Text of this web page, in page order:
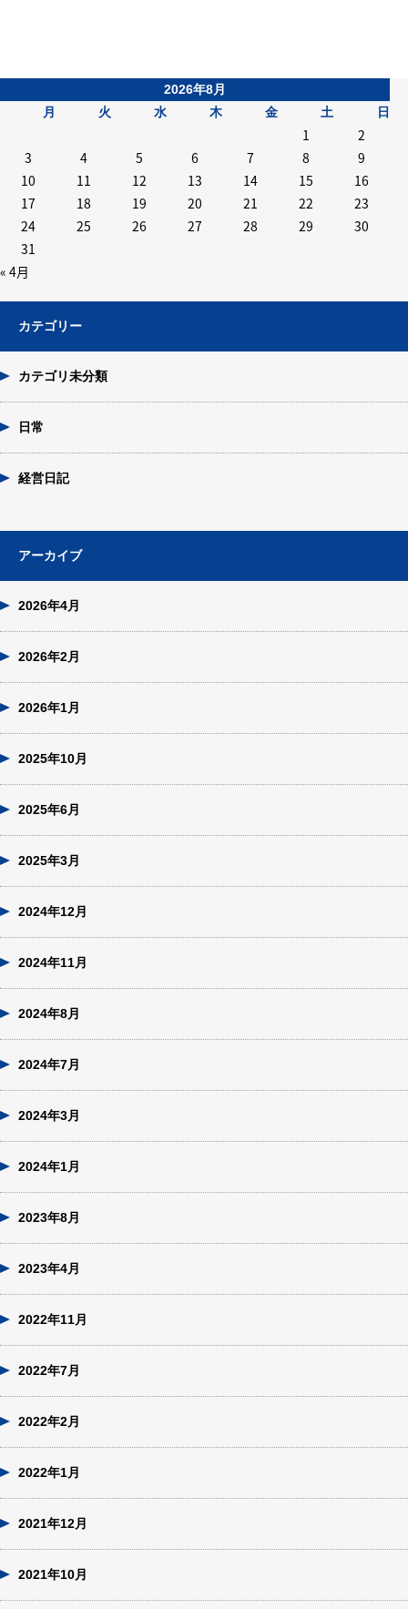
2026年8月
月
火 水 木 金 土 日
« 4月
1
2
3
4 5 6 7 8
9
10
11 12 13 14 15
16
17
18 19 20 21 22
23
24
25 26 27 28 29
30
31
カテゴリー
カテゴリ未分類
日常
経営日記
アーカイブ
2026年4月
2026年2月
2026年1月
2025年10月
2025年6月
2025年3月
2024年12月
2024年11月
2024年8月
2024年7月
2024年3月
2024年1月
2023年8月
2023年4月
2022年11月
2022年7月
2022年2月
2022年1月
2021年12月
2021年10月